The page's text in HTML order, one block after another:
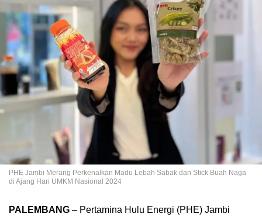
PHE Jambi Merang Perkenalkan Madu Lebah Sabak dan Stick Buah Naga
di Ajang Hari UMKM Nasional 2024
PALEMBANG – Pertamina Hulu Energi (PHE) Jambi